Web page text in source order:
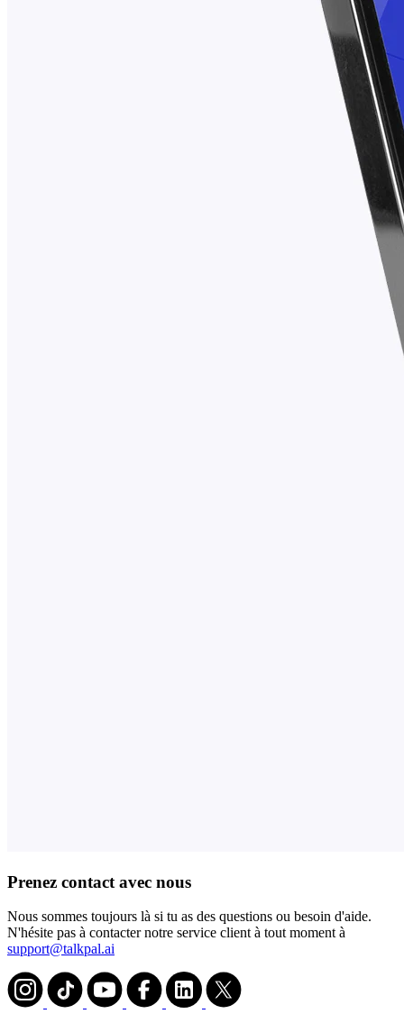
Prenez contact avec nous
Nous sommes toujours là si tu as des questions ou besoin d'aide.
N'hésite pas à contacter notre service client à tout moment à
support@talkpal.ai